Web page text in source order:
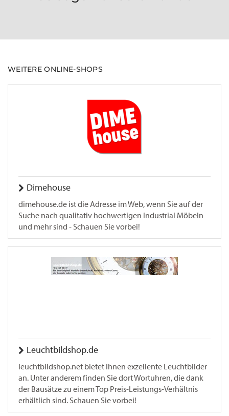
WEITERE ONLINE-SHOPS
Dimehouse
dimehouse.de ist die Adresse im Web, wenn Sie auf der
Suche nach qualitativ hochwertigen Industrial Möbeln
und mehr sind - Schauen Sie vorbei!
Leuchtbildshop.de
leuchtbildshop.net bietet Ihnen exzellente Leuchtbilder
an. Unter anderem finden Sie dort Wortuhren, die dank
der Bausätze zu einem Top Preis-Leistungs-Verhältnis
erhältlich sind. Schauen Sie vorbei!